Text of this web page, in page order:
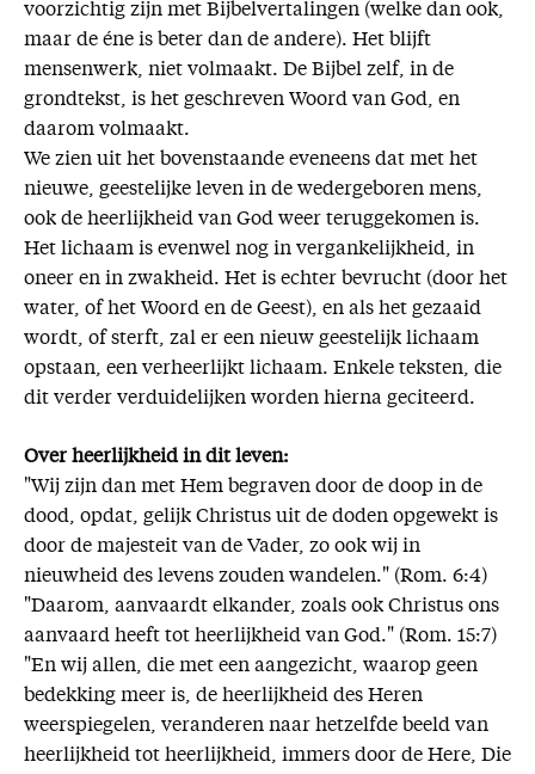
voorzichtig zijn met Bijbelvertalingen (welke dan ook,
maar de éne is beter dan de andere). Het blijft
mensenwerk, niet volmaakt. De Bijbel zelf, in de
grondtekst, is het geschreven Woord van God, en
daarom volmaakt.
We zien uit het bovenstaande eveneens dat met het
nieuwe, geestelijke leven in de wedergeboren mens,
ook de heerlijkheid van God weer teruggekomen is.
Het lichaam is evenwel nog in vergankelijkheid, in
oneer en in zwakheid. Het is echter bevrucht (door het
water, of het Woord en de Geest), en als het gezaaid
wordt, of sterft, zal er een nieuw geestelijk lichaam
opstaan, een verheerlijkt lichaam. Enkele teksten, die
dit verder verduidelijken worden hierna geciteerd.
Over heerlijkheid in dit leven:
"Wij zijn dan met Hem begraven door de doop in de
dood, opdat, gelijk Christus uit de doden opgewekt is
door de majesteit van de Vader, zo ook wij in
nieuwheid des levens zouden wandelen." (Rom. 6:4)
"Daarom, aanvaardt elkander, zoals ook Christus ons
aanvaard heeft tot heerlijkheid van God." (Rom. 15:7)
"En wij allen, die met een aangezicht, waarop geen
bedekking meer is, de heerlijkheid des Heren
weerspiegelen, veranderen naar hetzelfde beeld van
heerlijkheid tot heerlijkheid, immers door de Here, Die